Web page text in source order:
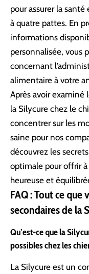
pour assurer la
à quatre pattes. En
informations
personnalisée, vous
concernant
alimentaire à votre
Après avoir examiné
la Silycure chez le
concentrer sur les
saine pour nos
découvrez les secrets
optimale pour offrir
heureuse et
FAQ : Tout ce que
secondaires de la
Qu’est-ce que la
possibles chez les
La Silycure est un